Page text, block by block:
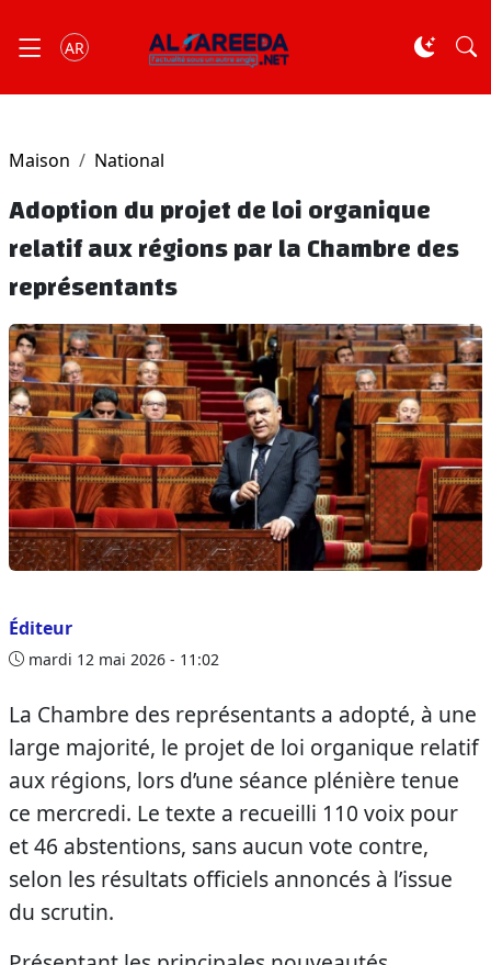
AR
Maison National
Adoption du projet de loi organique
relatif aux régions par la Chambre des
représentants
Éditeur
mardi 12 mai 2026 - 11:02
La Chambre des représentants a adopté, à une
large majorité, le projet de loi organique relatif
aux régions, lors d’une séance plénière tenue
ce mercredi. Le texte a recueilli 110 voix pour
et 46 abstentions, sans aucun vote contre,
selon les résultats officiels annoncés à l’issue
du scrutin.